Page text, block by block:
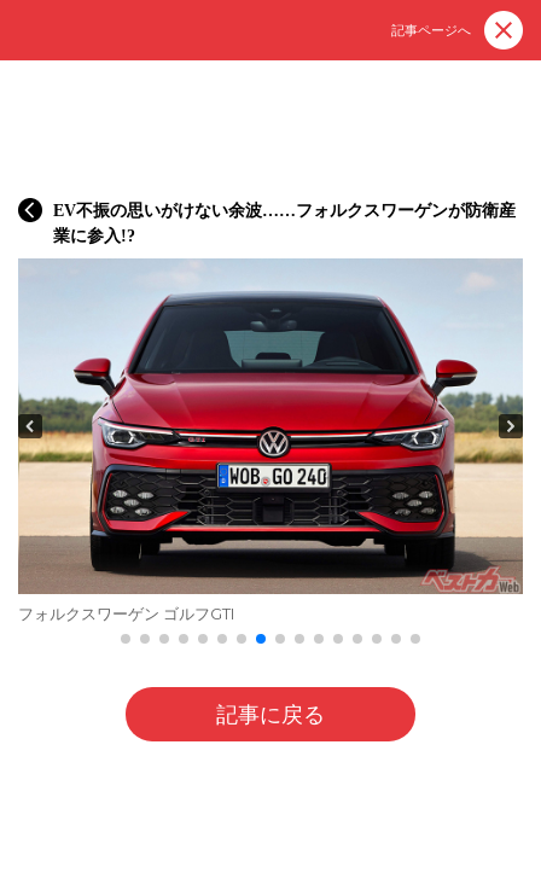
記事ページへ
EV不振の思いがけない余波……フォルクスワーゲンが防衛産
業に参入!?
フォルクスワーゲン ゴルフGTI
記事に戻る